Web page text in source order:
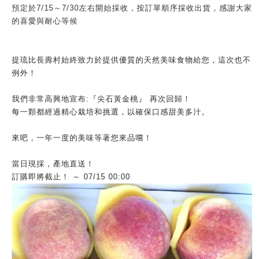
預定於7/15～7/30左右開始採收，按訂單順序採收出貨， 感謝大家
的喜愛與耐心等候
提琉比長壽村始終致力於提供優質的天然美味食物給您，這次也不
例外！
我們非常高興地宣布:『尖石黃金桃』 再次回歸！
每一顆都經過精心栽培和挑選，以確保口感甜美多汁。
來吧，一年一度的美味等著您來品嚐！
當日現採，產地直送！
訂購即將截止！ ～ 07/15 00:00